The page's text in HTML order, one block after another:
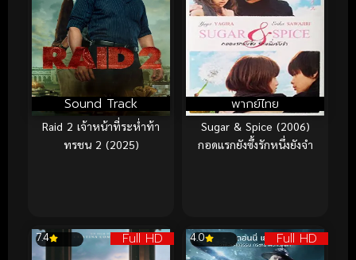
Sound Track
Raid 2 เจ้าหน้าที่ระห่ำท้า
ทรชน 2 (2025)
พากย์ไทย
Sugar & Spice (2006)
กอดแรกยังซึ้งรักหนึ่งยังจำ
Full HD
7.4 Full HD
4.0